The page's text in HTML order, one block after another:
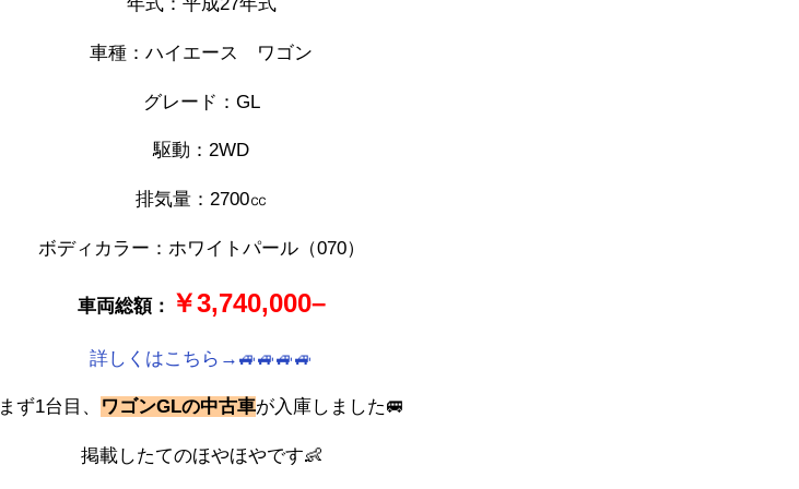
車種：ハイエース ワゴン
グレード：GL
駆動：2WD
排気量：2700㏄
ボディカラー：ホワイトパール（070）
車両総額： ￥3,740,000–
詳しくはこちら→🚙🚙🚙🚙
まず1台目、 ワゴンGLの中古車が入庫しました🚐
掲載したてのほやほやです👶